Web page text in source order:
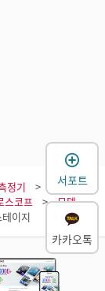
정기
형상
스코프
모델
이지
서포트
카카오톡